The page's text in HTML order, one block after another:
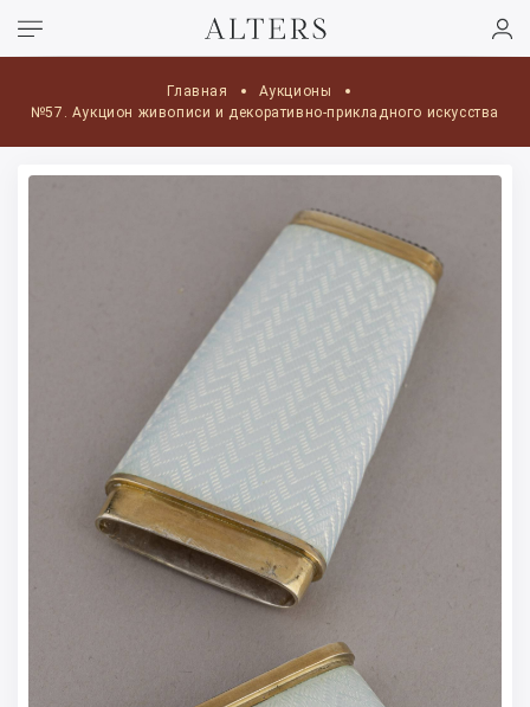
Главная
Аукционы
№57. Аукцион живописи и декоративно-прикладного искусства